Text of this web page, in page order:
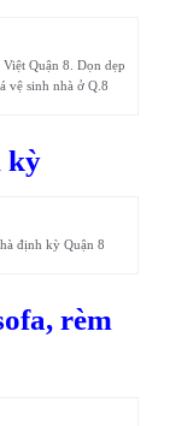
Quận 8. Dọn dẹp
vệ sinh nhà ở Q.8
kỳ
định kỳ Quận 8
rèm